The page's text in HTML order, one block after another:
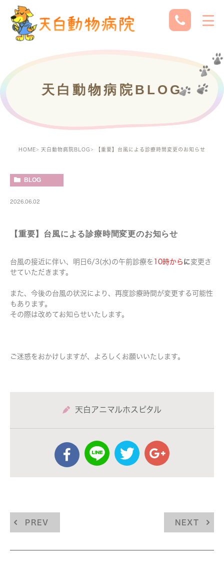
天白動物病院BLOG
HOME 天白動物病院BLOG 【重要】台風による診療時間変更のお知らせ
BLOG
2026.06.02
【重要】台風による診療時間変更のお知らせ
台風の接近に伴い、明日6/3(水)の午前診療を 10時から に変更さ
せていただきます。
また、今後の台風の状況により、再度診療時間が変更する可能性
もあります。
その際は改めてお知らせいたします。
ご迷惑をおかけしますが、よろしくお願いいたします。
天白アニマルホスピタル
PREV NEXT